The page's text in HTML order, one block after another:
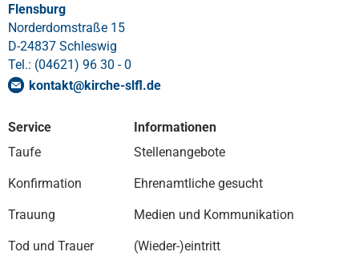
Flensburg
Norderdomstraße 15
D-24837 Schleswig
Tel.: (04621) 96 30 - 0
kontakt@kirche-slfl.de
Service
Taufe
Konfirmation
Trauung
Tod und Trauer
Informationen
Stellenangebote
Ehrenamtliche gesucht
Medien und Kommunikation
(Wieder-)eintritt